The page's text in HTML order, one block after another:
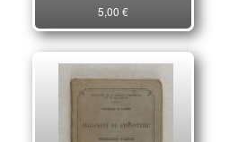
5,00 €